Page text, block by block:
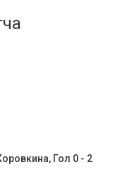
Гол 0 - 2